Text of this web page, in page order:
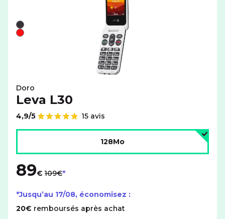
Liste de couleurs disponibles pour le DORO Leva L30
Noir
Rouge
Doro
Leva L30
Note de
4,9/5
15 avis
128Mo
89€ 109€
*Jusqu’au 17/08, économisez :
20€ remboursés après achat